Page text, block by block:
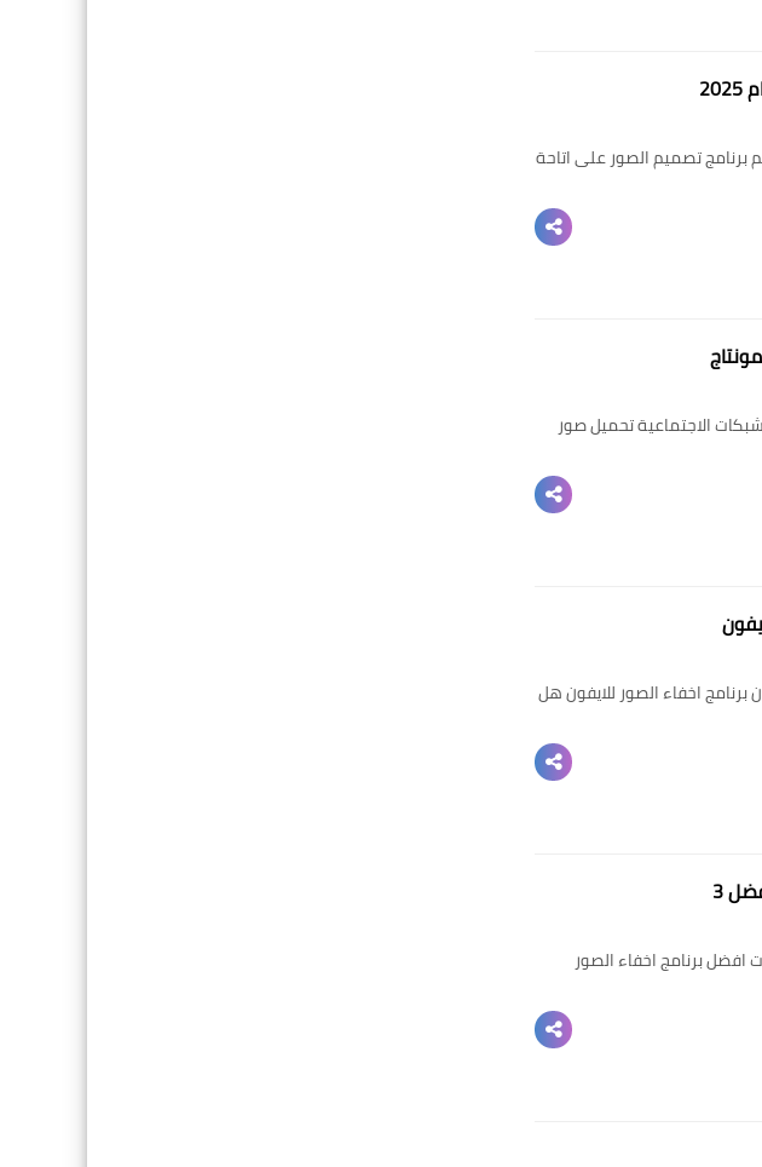
برنامج تصميم الصور على اتاحة
الاجتماعية تحميل صور
برنامج اخفاء الصور للايفون هل
3
3 من افضل التطبيقات افضل برنامج اخفاء الصور